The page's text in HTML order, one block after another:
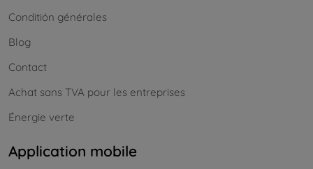
Conditión générales
Blog
Contact
Achat sans TVA pour les entreprises
Énergie verte
Application mobile